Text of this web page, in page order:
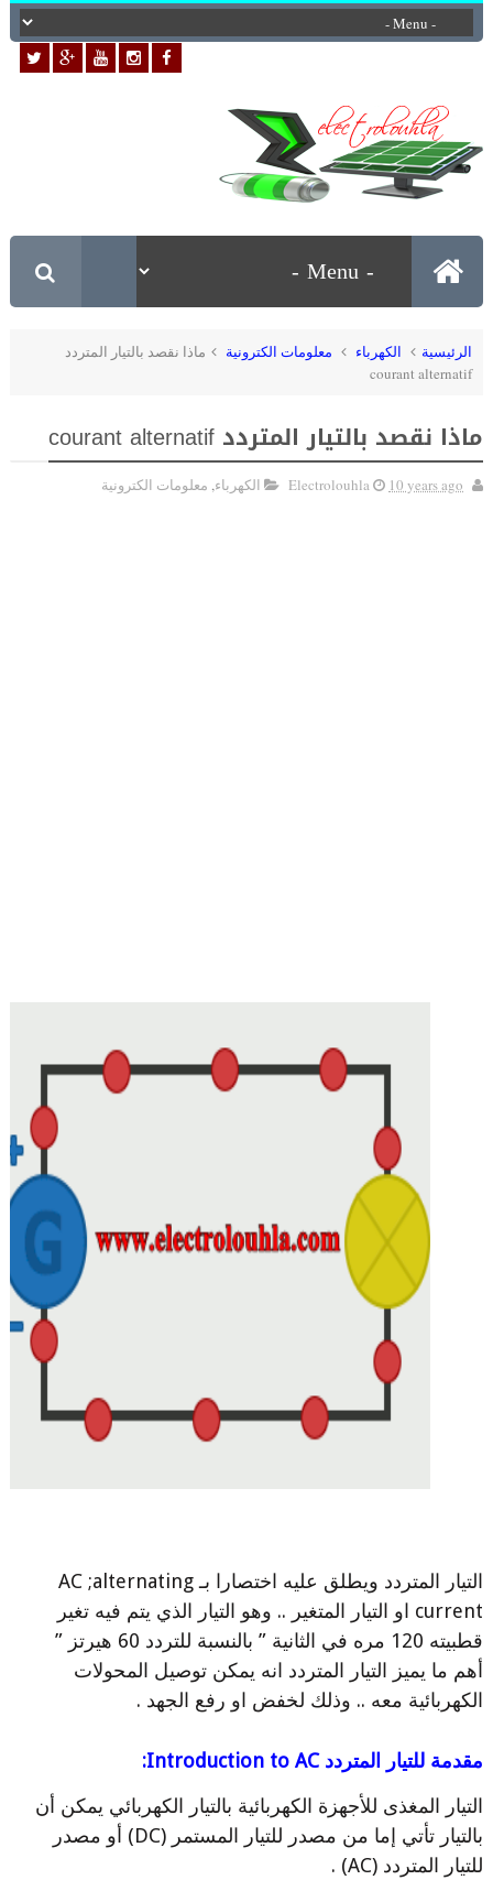
الرئيسية الكهرباء معلومات الكترونية
ماذا نقصد بالتيار المتردد
courant alternatif
ماذا نقصد بالتيار المتردد courant alternatif
Electrolouhla 10 years ago الكهرباء, معلومات الكترونية
التيار المتردد ويطلق عليه اختصارا بـ AC ;alternating
current او التيار المتغير .. وهو التيار الذي يتم فيه تغير
قطبيته 120 مره في الثانية ” بالنسبة للتردد 60 هيرتز ”
أهم ما يميز التيار المتردد انه يمكن توصيل المحولات
الكهربائية معه .. وذلك لخفض او رفع الجهد .
مقدمة للتيار المتردد Introduction to AC:
التيار المغذى للأجهزة الكهربائية بالتيار الكهربائي يمكن أن
بالتيار تأتي إما من مصدر للتيار المستمر (DC) أو مصدر
للتيار المتردد (AC) .